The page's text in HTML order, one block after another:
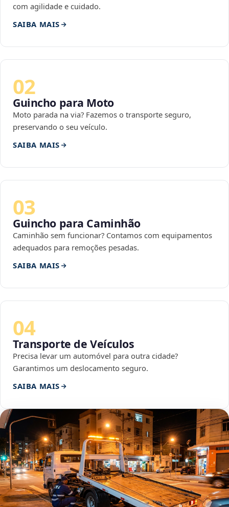
com agilidade e cuidado.
SAIBA MAIS
02
Guincho para Moto
Moto parada na via? Fazemos o transporte seguro,
preservando o seu veículo.
SAIBA MAIS
03
Guincho para Caminhão
Caminhão sem funcionar? Contamos com equipamentos
adequados para remoções pesadas.
SAIBA MAIS
04
Transporte de Veículos
Precisa levar um automóvel para outra cidade?
Garantimos um deslocamento seguro.
SAIBA MAIS